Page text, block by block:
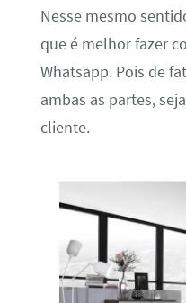
Nesse mesmo
que é melhor fazer
Whatsapp. Pois de
ambas as partes,
cliente.